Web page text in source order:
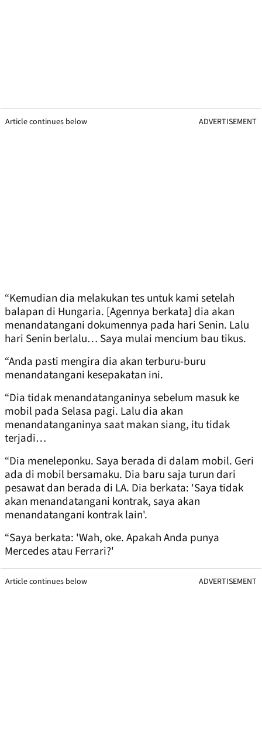
Article continues below ADVERTISEMENT
“Kemudian dia melakukan tes untuk kami setelah
balapan di Hungaria. [Agennya berkata] dia akan
menandatangani dokumennya pada hari Senin. Lalu
hari Senin berlalu… Saya mulai mencium bau tikus.
“Anda pasti mengira dia akan terburu-buru
menandatangani kesepakatan ini.
“Dia tidak menandatanganinya sebelum masuk ke
mobil pada Selasa pagi. Lalu dia akan
menandatanganinya saat makan siang, itu tidak
terjadi…
“Dia meneleponku. Saya berada di dalam mobil. Geri
ada di mobil bersamaku. Dia baru saja turun dari
pesawat dan berada di LA. Dia berkata: 'Saya tidak
akan menandatangani kontrak, saya akan
menandatangani kontrak lain'.
“Saya berkata: 'Wah, oke. Apakah Anda punya
Mercedes atau Ferrari?'
Article continues below ADVERTISEMENT